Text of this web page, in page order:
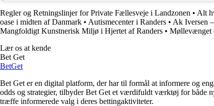
Regler og Retningslinjer for Private Fællesveje i Landzonen • Alt
oase i midten af Danmark • Autismecenter i Randers • Ak Iversen
Mangfoldigt Kunstnerisk Miljø i Hjertet af Randers • Møllevænget
Lær os at kende
Bet Get
BetGet
Bet Get er en digital platform, der har til formål at informere og
odds og strategier, tilbyder Bet Get et værdifuldt værktøj for både
træffe informerede valg i deres bettingaktiviteter.